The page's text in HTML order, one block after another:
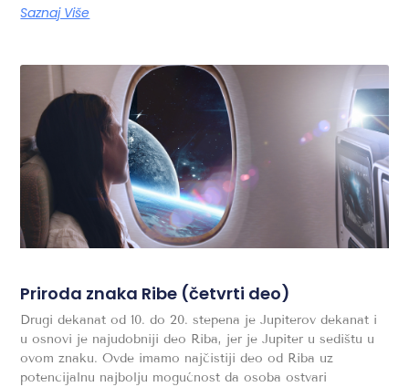
Saznaj Više
Priroda znaka Ribe (četvrti deo)
Drugi dekanat od 10. do 20. stepena je Jupiterov dekanat i
u osnovi je najudobniji deo Riba, jer je Jupiter u sedištu u
ovom znaku. Ovde imamo najčistiji deo od Riba uz
potencijalnu najbolju mogućnost da osoba ostvari